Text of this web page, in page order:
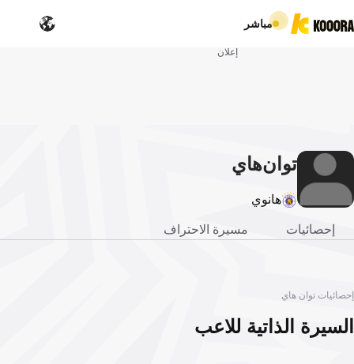
مباشر
إعلان
توانهاي
هانوي
إحصائيات مسيرة الاحتراف
إحصائيات توان هاي
السيرة الذاتية للاعب